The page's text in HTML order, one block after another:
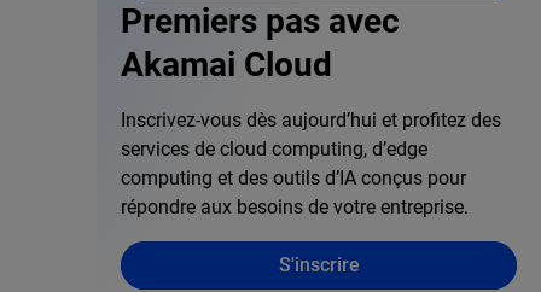
Premiers pas avec
Akamai Cloud
Inscrivez-vous dès aujourd’hui et profitez des
services de cloud computing, d’edge
computing et des outils d’IA conçus pour
répondre aux besoins de votre entreprise.
S'inscrire